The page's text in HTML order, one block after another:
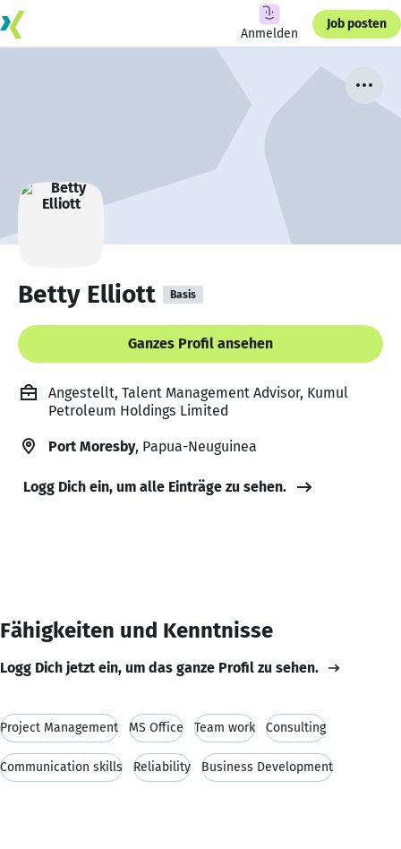
Anmelden
Job posten
Betty Elliott Basis
Ganzes Profil ansehen
Angestellt, Talent Management Advisor, Kumul
Petroleum Holdings Limited
Port Moresby, Papua-Neuguinea
Logg Dich ein, um alle Einträge zu sehen.
Fähigkeiten und Kenntnisse
Logg Dich jetzt ein, um das ganze Profil zu sehen.
Project Management MS Office Team work Consulting
Communication skills Reliability Business Development